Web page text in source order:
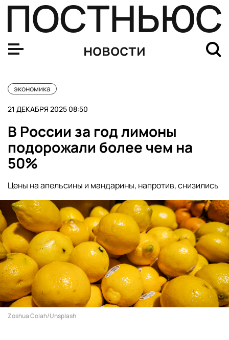
новости
экономика
21 ДЕКАБРЯ 2025 08:50
В России за год лимоны
подорожали более чем на
50%
Цены на апельсины и мандарины, напротив, снизились
Zoshua Colah/Unsplash
Лавров: РФ хочет торговать со странами Африки